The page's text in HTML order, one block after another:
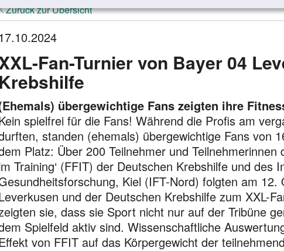
Zurück zur Übersicht
17.10.2024
Fan-Turnier von Bayer 04
Krebshilfe
übergewichtige Fans zeigten ihre
spielfrei für die Fans! Während die Profis am
standen (ehemals) übergewichtige Fans von
Platz: Über 200 Teilnehmer und
Training‘ (FFIT) der Deutschen Krebshilfe und des
Kiel (IFT-Nord) folgten am
und der Deutschen Krebshilfe zum XXL-
sie, dass sie Sport nicht nur auf der Tribüne
Spielfeld aktiv sind. Wissenschaftliche
von FFIT auf das Körpergewicht der